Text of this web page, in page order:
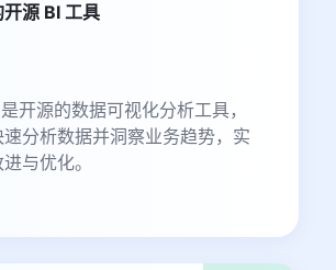
源 BI 工具
开源的数据可视化分析工具，
分析数据并洞察业务趋势，实
与优化。